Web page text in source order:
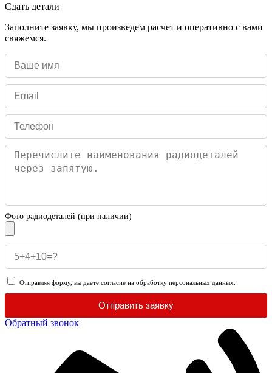
Сдать детали
Заполните заявку, мы произведем расчет и оперативно с вами
свяжемся.
Фото радиодеталей (при наличии)
Отправляя форму, вы даёте согласие на обработку персональных данных.
Отправить заявку
Обратный звонок